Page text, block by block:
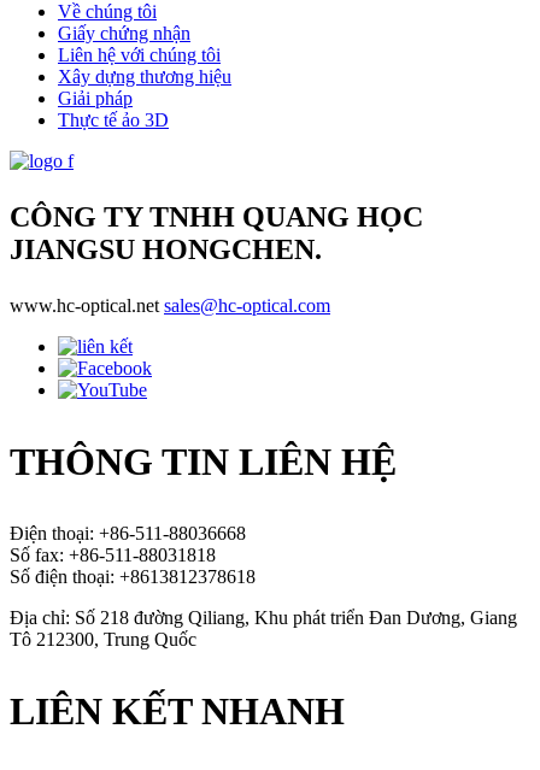
Về chúng tôi
Giấy chứng nhận
Liên hệ với chúng tôi
Xây dựng thương hiệu
Giải pháp
Thực tế ảo 3D
CÔNG TY TNHH QUANG HỌC
JIANGSU HONGCHEN.
www.hc-optical.net sales@hc-optical.com
THÔNG TIN LIÊN HỆ
Điện thoại: +86-511-88036668
Số fax: +86-511-88031818
Số điện thoại: +8613812378618
Địa chỉ: Số 218 đường Qiliang, Khu phát triển Đan Dương, Giang
Tô 212300, Trung Quốc
LIÊN KẾT NHANH